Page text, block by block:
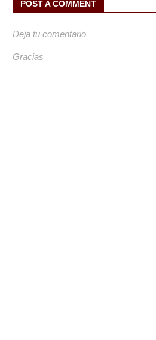
POST A COMMENT
Deja tu comentario
Gracias